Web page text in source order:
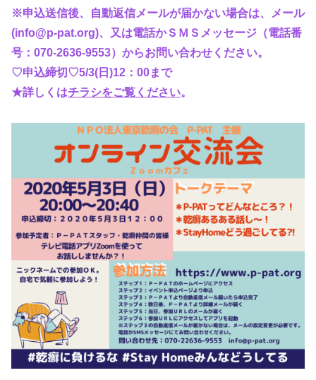
※申込送信後、自動返信メールが届かない場合は、メール
(info@p-pat.org)、又は電話かＳＭＳメッセージ（電話番
号：070-2636-9553）からお問い合わせください。
♡申込締切♡5/3(日)12：00まで
★詳しくはチラシをご覧ください。